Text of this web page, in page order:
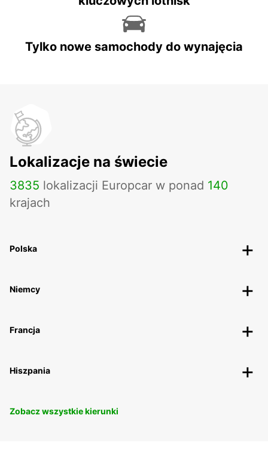
Tylko nowe samochody do wynajęcia
Lokalizacje na świecie
3835 lokalizacji Europcar w ponad 140
krajach
Polska
Niemcy
Francja
Hiszpania
Zobacz wszystkie kierunki